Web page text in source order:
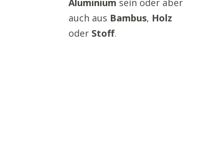
Aluminium sein oder aber
auch aus Bambus, Holz
oder Stoff.